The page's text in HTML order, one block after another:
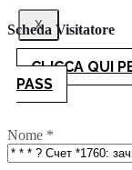
X
Scheda Visitatore
CLICCA QUI
PASS
Nome *